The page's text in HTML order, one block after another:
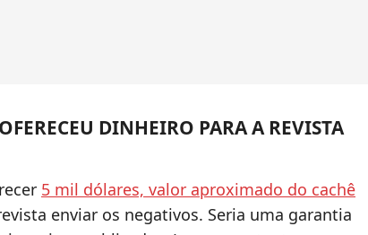
DINHEIRO PARA A REVISTA
5 mil dólares, valor aproximado do cachê
enviar os negativos. Seria uma garantia